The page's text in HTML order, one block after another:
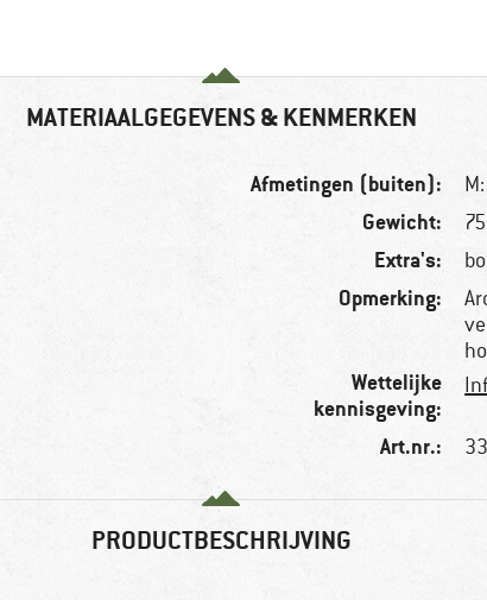
MATERIAALGEGEVENS & KENMERKEN
Afmetingen (buiten):
Gewicht:
Extra's:
Opmerking:
Wettelijke
kennisgeving:
Art.nr.:
PRODUCTBESCHRIJVING